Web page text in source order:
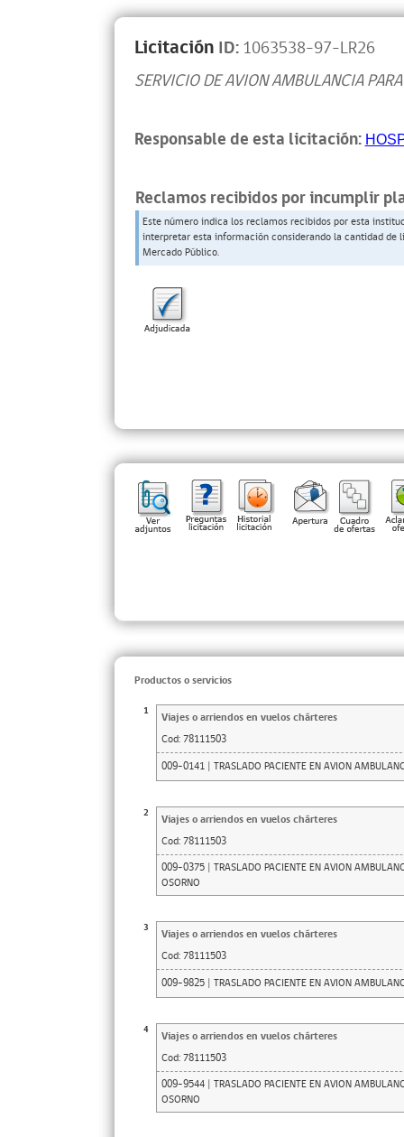
Licitación ID:1063538-97-LR26
SERVICIO DE AVION AMBULANCIA
Responsable de esta licitación:
Reclamos recibidos por incumplir
Este número indica los reclamos recibidos por esta
interpretar esta información considerando la cantidad
Mercado Público.
Productos o servicios
1
Viajes o arriendos en vuelos chárteres
Cod: 78111503
009-0141 | TRASLADO PACIENTE EN AVION
2
Viajes o arriendos en vuelos chárteres
Cod: 78111503
009-0375 | TRASLADO PACIENTE EN AVION
OSORNO
3
Viajes o arriendos en vuelos chárteres
Cod: 78111503
009-9825 | TRASLADO PACIENTE EN AVION
4
Viajes o arriendos en vuelos chárteres
Cod: 78111503
009-9544 | TRASLADO PACIENTE EN AVION
OSORNO